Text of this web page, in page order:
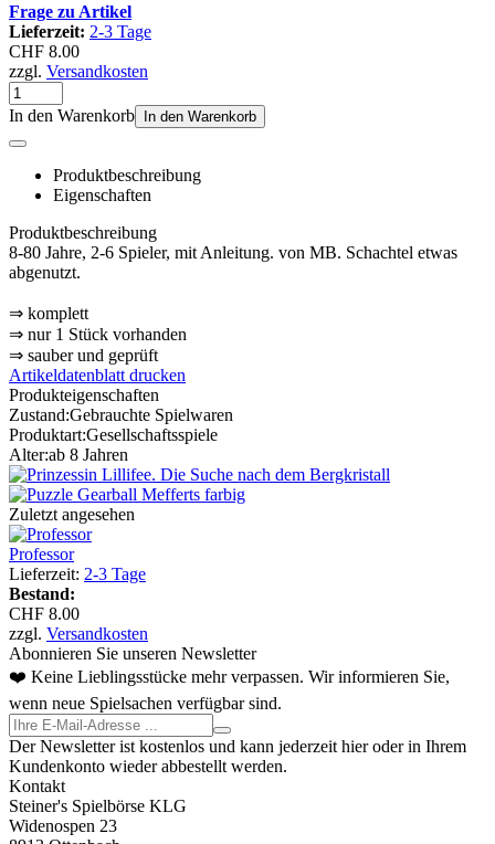
Frage zu Artikel
Lieferzeit: 2-3 Tage
CHF 8.00
zzgl. Versandkosten
In den Warenkorb In den Warenkorb
Produktbeschreibung
Eigenschaften
Produktbeschreibung
8-80 Jahre, 2-6 Spieler, mit Anleitung. von MB. Schachtel etwas
abgenutzt.
⇒ komplett
⇒ nur 1 Stück vorhanden
⇒ sauber und geprüft
Artikeldatenblatt drucken
Produkteigenschaften
Zustand:Gebrauchte Spielwaren
Produktart:Gesellschaftsspiele
Alter:ab 8 Jahren
Zuletzt angesehen
Professor
Lieferzeit: 2-3 Tage
Bestand:
CHF 8.00
zzgl. Versandkosten
Abonnieren Sie unseren Newsletter
❤️ Keine Lieblingsstücke mehr verpassen. Wir informieren Sie,
wenn neue Spielsachen verfügbar sind.
Der Newsletter ist kostenlos und kann jederzeit hier oder in Ihrem
Kundenkonto wieder abbestellt werden.
Kontakt
Steiner's Spielbörse KLG
Widenospen 23